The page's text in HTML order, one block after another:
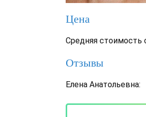
Цена
Средняя стоимость
Отзывы
Елена Анатольевна: